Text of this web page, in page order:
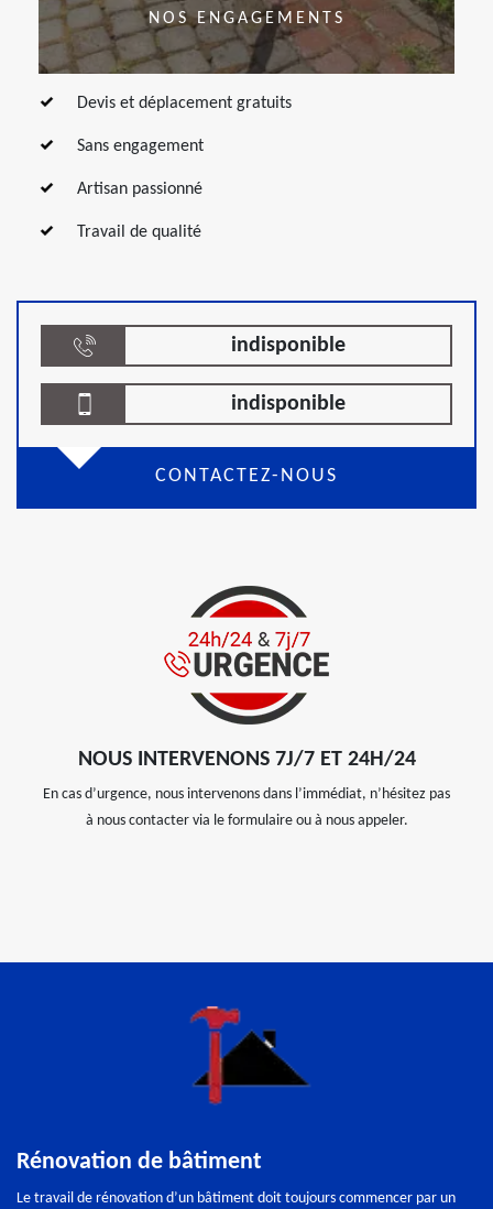
NOS ENGAGEMENTS
Devis et déplacement gratuits
Sans engagement
Artisan passionné
Travail de qualité
indisponible
indisponible
CONTACTEZ-NOUS
NOUS INTERVENONS 7J/7 ET 24H/24
En cas d’urgence, nous intervenons dans l’immédiat, n’hésitez pas
à nous contacter via le formulaire ou à nous appeler.
Rénovation de bâtiment
Le travail de rénovation d’un bâtiment doit toujours commencer par un